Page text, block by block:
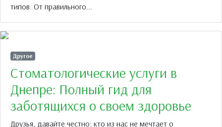
типов. От правильного...
Другое
Стоматологические услуги в
Днепре: Полный гид для
заботящихся о своем здоровье
Друзья, давайте честно: кто из нас не мечтает о